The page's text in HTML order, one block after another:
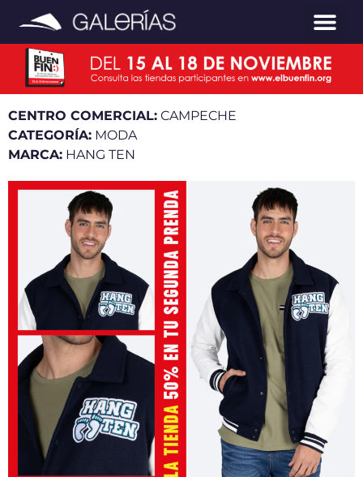
CENTRO COMERCIAL: CAMPECHE
CATEGORÍA: MODA
MARCA: HANG TEN